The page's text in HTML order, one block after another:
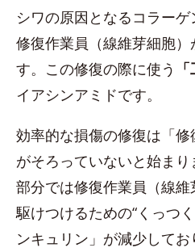
シワの原因となるコラーゲ
修復作業員（線維芽細胞
す。この修復の際に使う
イアシンアミドです。
効率的な損傷の修復は「修
がそろっていないと始ま
部分では修復作業員（線
駆けつけるための“くっつ
ンキュリン」が減少して